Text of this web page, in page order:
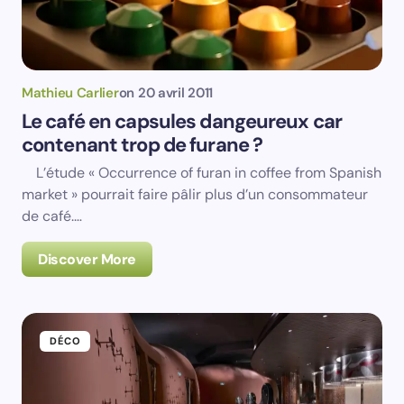
Mathieu Carlieron 20 avril 2011
Le café en capsules dangeureux car
contenant trop de furane ?
L’étude « Occurrence of furan in coffee from Spanish
market » pourrait faire pâlir plus d’un consommateur
de café.…
Discover More
DÉCO